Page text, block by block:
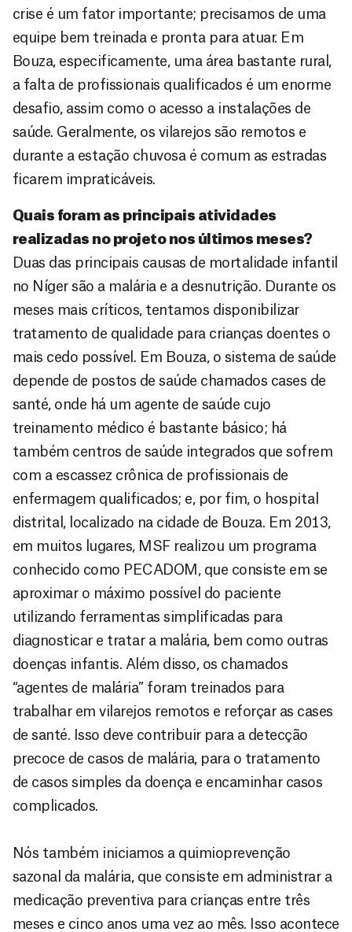
crise é um fator importante; precisamos de uma
equipe bem treinada e pronta para atuar. Em
Bouza, especificamente, uma área bastante rural,
a falta de profissionais qualificados é um enorme
desafio, assim como o acesso a instalações de
saúde. Geralmente, os vilarejos são remotos e
durante a estação chuvosa é comum as estradas
ficarem impraticáveis.
Quais foram as principais atividades
realizadas no projeto nos últimos meses?
Duas das principais causas de mortalidade infantil
no Níger são a malária e a desnutrição. Durante os
meses mais críticos, tentamos disponibilizar
tratamento de qualidade para crianças doentes o
mais cedo possível. Em Bouza, o sistema de saúde
depende de postos de saúde chamados cases de
santé, onde há um agente de saúde cujo
treinamento médico é bastante básico; há
também centros de saúde integrados que sofrem
com a escassez crônica de profissionais de
enfermagem qualificados; e, por fim, o hospital
distrital, localizado na cidade de Bouza. Em 2013,
em muitos lugares, MSF realizou um programa
conhecido como PECADOM, que consiste em se
aproximar o máximo possível do paciente
utilizando ferramentas simplificadas para
diagnosticar e tratar a malária, bem como outras
doenças infantis. Além disso, os chamados
“agentes de malária” foram treinados para
trabalhar em vilarejos remotos e reforçar as cases
de santé. Isso deve contribuir para a detecção
precoce de casos de malária, para o tratamento
de casos simples da doença e encaminhar casos
complicados.
Nós também iniciamos a quimioprevenção
sazonal da malária, que consiste em administrar a
medicação preventiva para crianças entre três
meses e cinco anos uma vez ao mês. Isso acontece